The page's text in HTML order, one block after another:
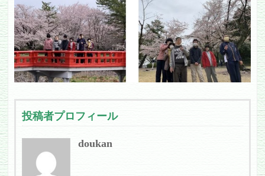
投稿者プロフィール
doukan